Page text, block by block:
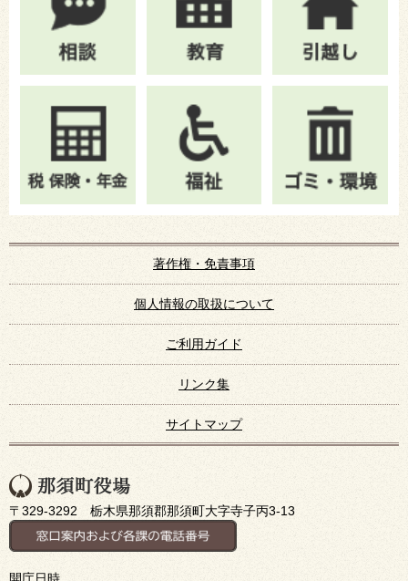
著作権・免責事項
個人情報の取扱について
ご利用ガイド
リンク集
サイトマップ
〒329-3292 栃木県那須郡那須町大字寺子丙3-13
開庁日時